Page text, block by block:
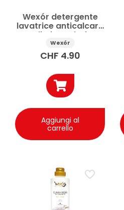
Wexór detergente
lavatrice anticalcare
elimina odori
tecnologia
molecolare 235 ml
Wexór
CHF 4.90
Aggiungi al
carrello